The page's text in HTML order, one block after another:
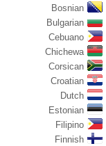
Bosnian
Bulgarian
Cebuano
Chichewa
Corsican
Croatian
Dutch
Estonian
Filipino
Finnish